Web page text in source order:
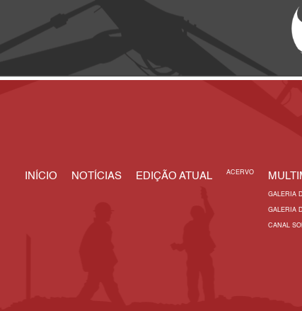
INÍCIO NOTÍCIAS EDIÇÃO ATUAL ACERVO
GALERIA
GALERIA
CANAL